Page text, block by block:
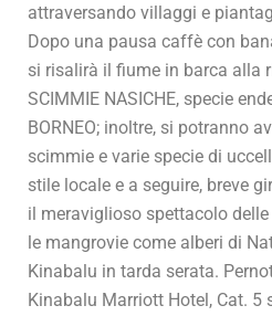
attraversando villaggi e
Dopo una pausa caffè con
si risalirà il fiume in barca alla
SCIMMIE NASICHE, specie
BORNEO; inoltre, si potranno
scimmie e varie specie di
stile locale e a seguire, breve
il meraviglioso spettacolo
le mangrovie come alberi di
Kinabalu in tarda serata.
Kinabalu Marriott Hotel, Cat. 5